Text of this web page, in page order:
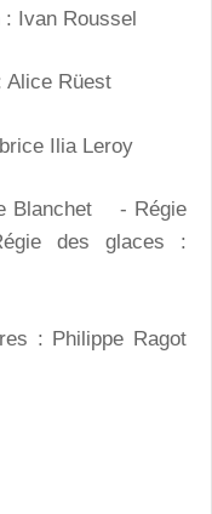
: Ivan Roussel
Alice Rüest
Ilia Leroy
Blanchet - Régie
des glaces :
: Philippe Ragot